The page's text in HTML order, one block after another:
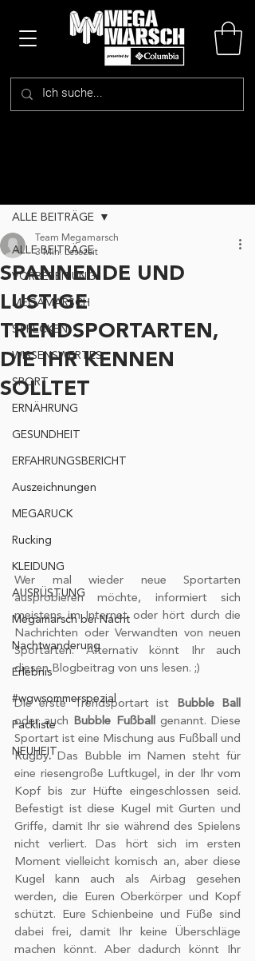
ALLE BEITRÄGE
VORBEREITUNG
MEGAMARSCH
STRECKEN
WISSENSWERTES
SPORT
ERNÄHRUNG
GESUNDHEIT
ERFAHRUNGSBERICHT
Auszeichnungen
MEGARUCK
Rucking
KLEIDUNG
AUSRÜSTUNG
Megamarsch bei Nacht
Nachtwanderung
Erlebnis
#wgwsommerspezial
Packliste
NEUHEIT
ALLE BEITRÄGE
SPANNENDE UND
LUSTIGE
TRENDSPORTARTEN,
DIE IHR KENNEN
SOLLTET
Team Megamarsch
3 Min. Lesezeit
Wer mal wieder neue Sportarten
ausprobieren möchte, informiert sich
meistens im Internet oder hört durch die
Nachrichten oder Verwandten von neuen
Sportarten. Alternativ könnt Ihr auch
diesen Blogbeitrag von uns lesen. ;)
Die erste Trendsportart ist Bubble Ball
oder auch Bubble Fußball genannt. Diese
Sportart ist eine Mischung aus Fußball und
Rugby. Das Bubble im Namen steht für
eine riesengroße Luftkugel, in der Ihr vom
Kopf bis zur Hüfte eingeschlossen seid.
Befestigt ist diese Kugel mit Gurten und
Griffe, damit Ihr sie während des Spielens
nicht verliert. Das hört sich im ersten
Moment vielleicht komisch an, aber diese
Kugel kann auch als Airbag gesehen
werden, die Euren Oberkörper und Kopf
schützt. Eure Schienbeine und Füße sind
dabei frei, damit Ihr keine Überschläge
machen könnt. Aber dadurch könnt Ihr